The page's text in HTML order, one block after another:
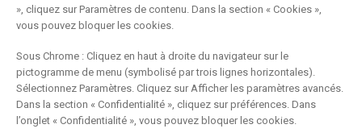
», cliquez sur Paramètres de contenu. Dans la section « Cookies »,
vous pouvez bloquer les cookies.
Sous Chrome : Cliquez en haut à droite du navigateur sur le
pictogramme de menu (symbolisé par trois lignes horizontales).
Sélectionnez Paramètres. Cliquez sur Afficher les paramètres avancés.
Dans la section « Confidentialité », cliquez sur préférences. Dans
l’onglet « Confidentialité », vous pouvez bloquer les cookies.